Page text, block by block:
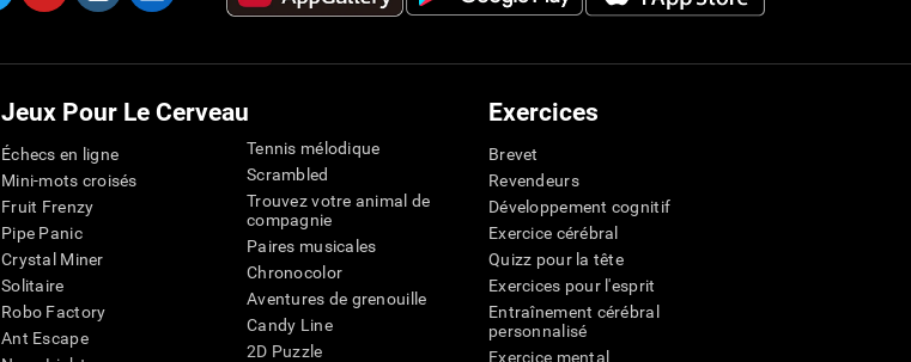
Jeux Pour Le Cerveau
Échecs en ligne
Mini-mots croisés
Fruit Frenzy
Pipe Panic
Crystal Miner
Solitaire
Robo Factory
Ant Escape
Tennis mélodique
Scrambled
Trouvez votre animal de
compagnie
Paires musicales
Chronocolor
Aventures de grenouille
Candy Line
2D Puzzle
Exercices
Brevet
Revendeurs
Développement cognitif
Exercice cérébral
Quizz pour la tête
Exercices pour l'esprit
Entraînement cérébral
personnalisé
Exercice mental